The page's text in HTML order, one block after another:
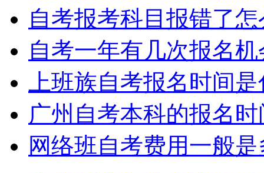
自考报考科目报错了
自考一年有几次报名
上班族自考报名时间
广州自考本科的报名
网络班自考费用一般